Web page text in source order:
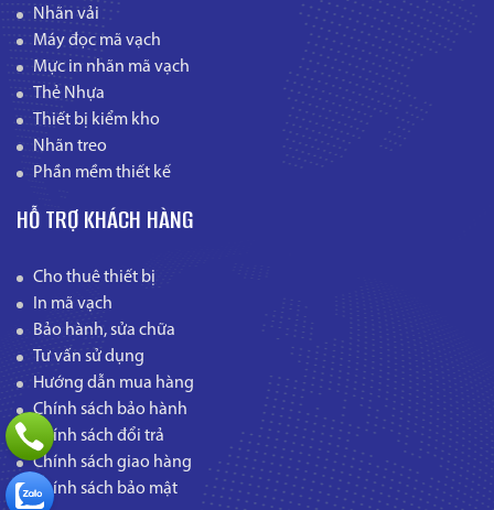
Nhãn vải
Máy đọc mã vạch
Mực in nhãn mã vạch
Thẻ Nhựa
Thiết bị kiểm kho
Nhãn treo
Phần mềm thiết kế
HỖ TRỢ KHÁCH HÀNG
Cho thuê thiết bị
In mã vạch
Bảo hành, sửa chữa
Tư vấn sử dụng
Hướng dẫn mua hàng
Chính sách bảo hành
Chính sách đổi trả
Chính sách giao hàng
Chính sách bảo mật